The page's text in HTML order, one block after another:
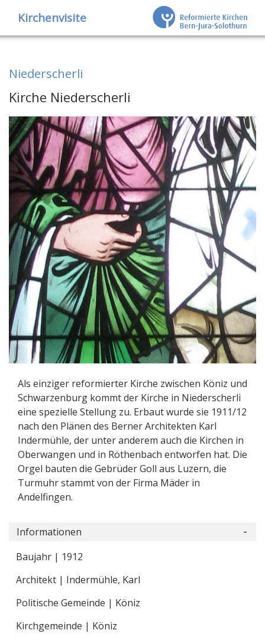
Kirchenvisite
Niederscherli
Kirche Niederscherli
Als einziger reformierter Kirche zwischen Köniz und
Schwarzenburg kommt der Kirche in Niederscherli
eine spezielle Stellung zu. Erbaut wurde sie 1911/12
nach den Plänen des Berner Architekten Karl
Indermühle, der unter anderem auch die Kirchen in
Oberwangen und in Röthenbach entworfen hat. Die
Orgel bauten die Gebrüder Goll aus Luzern, die
Turmuhr stammt von der Firma Mäder in
Andelfingen.
Informationen
Baujahr | 1912
Architekt | Indermühle, Karl
Politische Gemeinde | Köniz
Kirchgemeinde | Köniz